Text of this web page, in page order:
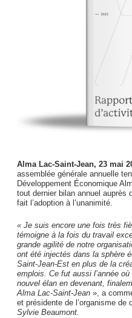
Alma Lac-Saint-Jean, 23 mai
assemblée générale annuelle
Développement Économique
tout dernier bilan annuel auprès
fait l’adoption à l’unanimité.
« Je suis encore une fois très
témoigne à la fois du travail
grande agilité de notre
ont été injectés dans la sphère
Saint-Jean-Est en plus de la
emplois. Ce fut aussi l’année
nouvel élan en devenant,
Alma Lac-Saint-Jean », a
et présidente de l’organisme de
Sylvie Beaumont.